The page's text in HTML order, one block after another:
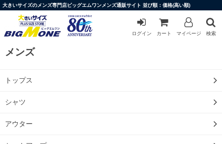
大きいサイズのメンズ専門店ビッグエムワンメンズ通販サイト 並び順：価格(高い順)
ログイン カート マイページ 検索
メンズ
トップス
シャツ
アウター